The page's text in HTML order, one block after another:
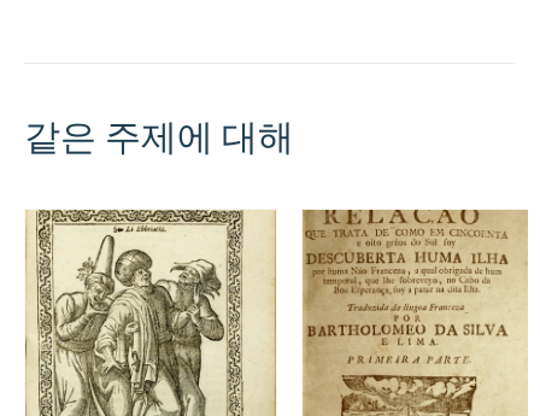
Avec
une
du
Pays,
des
MCurs
faE7on
de
vivre
des
Sauvages,
같은 주제에 대해